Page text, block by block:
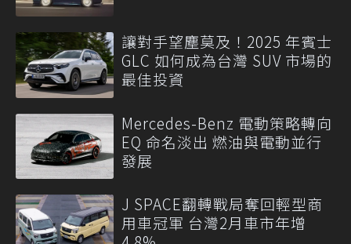
讓對手望塵莫及！2025 年賓士
GLC 如何成為台灣 SUV 市場的
最佳投資
Mercedes-Benz 電動策略轉向
EQ 命名淡出 燃油與電動並行
發展
J SPACE翻轉戰局奪回輕型商
用車冠軍 台灣2月車市年增